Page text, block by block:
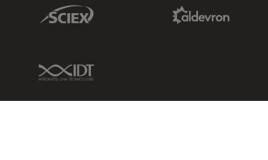
Sciex Link
IDT Link